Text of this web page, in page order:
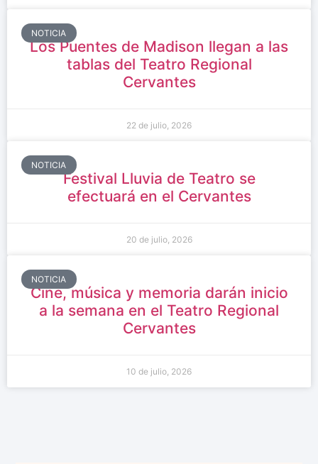
NOTICIA
Los Puentes de Madison llegan a las
tablas del Teatro Regional
Cervantes
22 de julio, 2026
NOTICIA
Festival Lluvia de Teatro se
efectuará en el Cervantes
20 de julio, 2026
NOTICIA
Cine, música y memoria darán inicio
a la semana en el Teatro Regional
Cervantes
10 de julio, 2026